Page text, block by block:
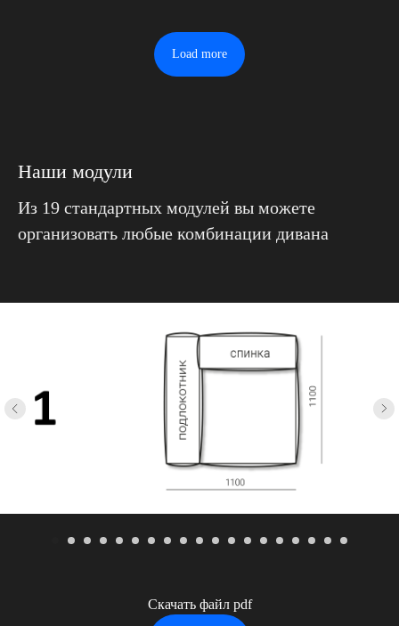
Load more
Наши модули
Из 19 стандартных модулей вы можете
организовать любые комбинации дивана
Скачать файл pdf